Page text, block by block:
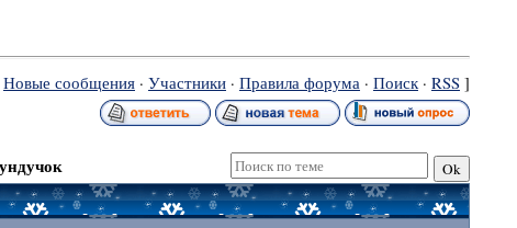
Новые сообщения· Участники· Правила форума· Поиск· RSS]